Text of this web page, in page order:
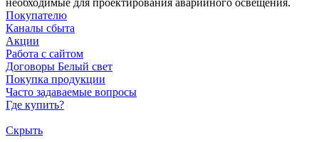
необходимые для проектирования аварийного освещения.
Покупателю
Каналы сбыта
Акции
Работа с сайтом
Договоры Белый свет
Покупка продукции
Часто задаваемые вопросы
Где купить?
Скрыть